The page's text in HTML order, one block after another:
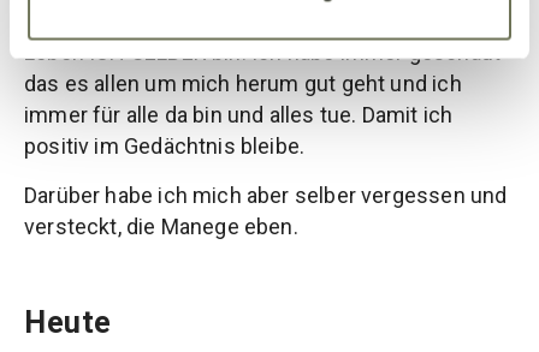
Leben ICH SELBER bin. Ich habe immer geschaut
das es allen um mich herum gut geht und ich
immer für alle da bin und alles tue. Damit ich
positiv im Gedächtnis bleibe.
Darüber habe ich mich aber selber vergessen und
versteckt, die Manege eben.
Heute